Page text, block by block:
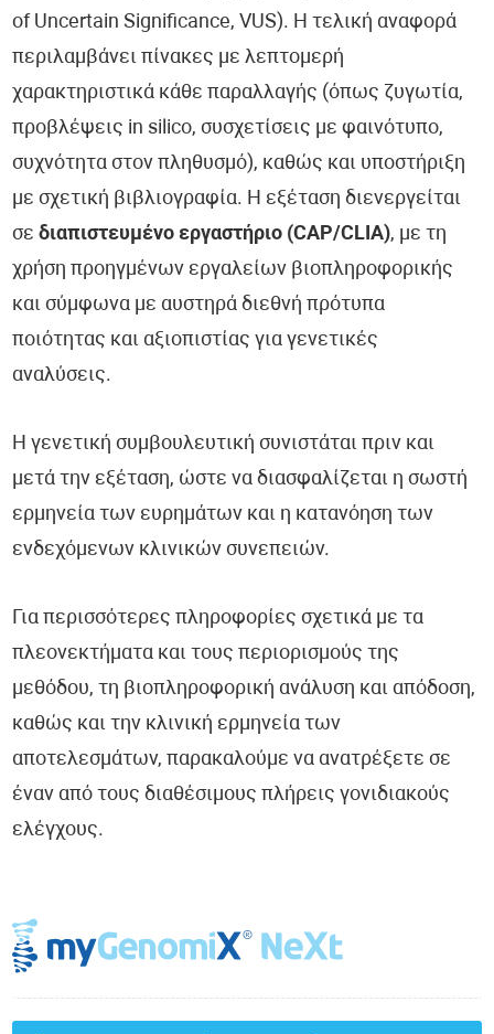
of Uncertain Significance, VUS). Η τελική αναφορά
περιλαμβάνει πίνακες με λεπτομερή
χαρακτηριστικά κάθε παραλλαγής (όπως ζυγωτία,
προβλέψεις in silico, συσχετίσεις με φαινότυπο,
συχνότητα στον πληθυσμό), καθώς και υποστήριξη
με σχετική βιβλιογραφία. Η εξέταση διενεργείται
σεδιαπιστευμένο εργαστήριο (CAP/CLIA), με τη
χρήση προηγμένων εργαλείων βιοπληροφορικής
και σύμφωνα με αυστηρά διεθνή πρότυπα
ποιότητας και αξιοπιστίας για γενετικές
αναλύσεις.
Η γενετική συμβουλευτική συνιστάται πριν και
μετά την εξέταση, ώστε να διασφαλίζεται η σωστή
ερμηνεία των ευρημάτων και η κατανόηση των
ενδεχόμενων κλινικών συνεπειών.
Για περισσότερες πληροφορίες σχετικά με τα
πλεονεκτήματα και τους περιορισμούς της
μεθόδου, τη βιοπληροφορική ανάλυση και απόδοση,
καθώς και την κλινική ερμηνεία των
αποτελεσμάτων, παρακαλούμε να ανατρέξετε σε
έναν από τους διαθέσιμους πλήρεις γονιδιακούς
ελέγχους.